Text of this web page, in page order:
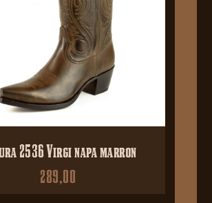
2536 Virgi napa marron
289,00